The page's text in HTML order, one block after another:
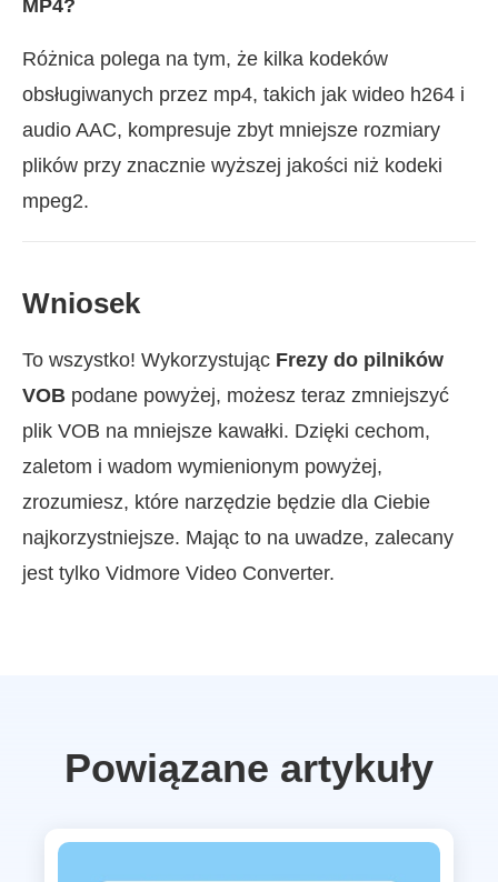
MP4?
Różnica polega na tym, że kilka kodeków
obsługiwanych przez mp4, takich jak wideo h264 i
audio AAC, kompresuje zbyt mniejsze rozmiary
plików przy znacznie wyższej jakości niż kodeki
mpeg2.
Wniosek
To wszystko! Wykorzystując Frezy do pilników
VOB podane powyżej, możesz teraz zmniejszyć
plik VOB na mniejsze kawałki. Dzięki cechom,
zaletom i wadom wymienionym powyżej,
zrozumiesz, które narzędzie będzie dla Ciebie
najkorzystniejsze. Mając to na uwadze, zalecany
jest tylko Vidmore Video Converter.
Powiązane artykuły